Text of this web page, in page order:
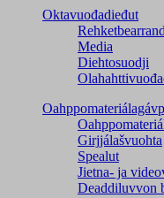
Oktavuođadieđut
Media
Diehtosuodji
Girjjálašvuohta
Spealut
Jietna- ja
Deaddiluvvon